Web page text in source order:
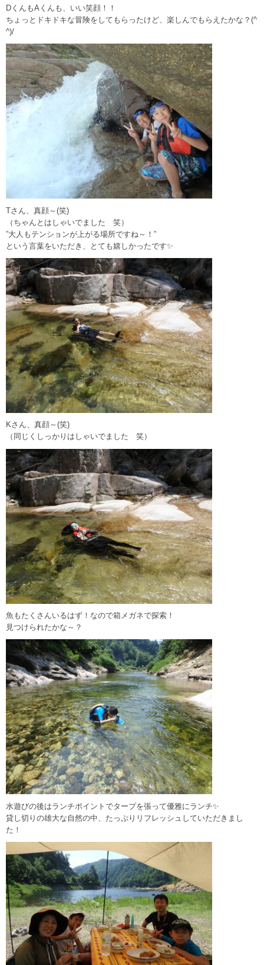
DくんもAくんも、いい笑顔！！
ちょっとドキドキな冒険をしてもらったけど、楽しんでもらえたかな？(^
^)/
Tさん、真顔～(笑)
（ちゃんとはしゃいでました 笑）
”大人もテンションが上がる場所ですね～！”
という言葉をいただき、とても嬉しかったです✨
Kさん、真顔～(笑)
（同じくしっかりはしゃいでました 笑）
魚もたくさんいるはず！なので箱メガネで探索！
見つけられたかな～？
水遊びの後はランチポイントでタープを張って優雅にランチ✨
貸し切りの雄大な自然の中、たっぷりリフレッシュしていただきまし
た！